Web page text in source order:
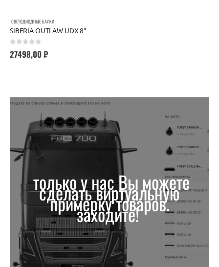
СВЕТОДИОДНЫЕ БАЛКИ
SIBERIA OUTLAW UDX 8″
27498,00₽
только у нас Вы можете
сделать виртуальную
примерку товаров.
заходите!